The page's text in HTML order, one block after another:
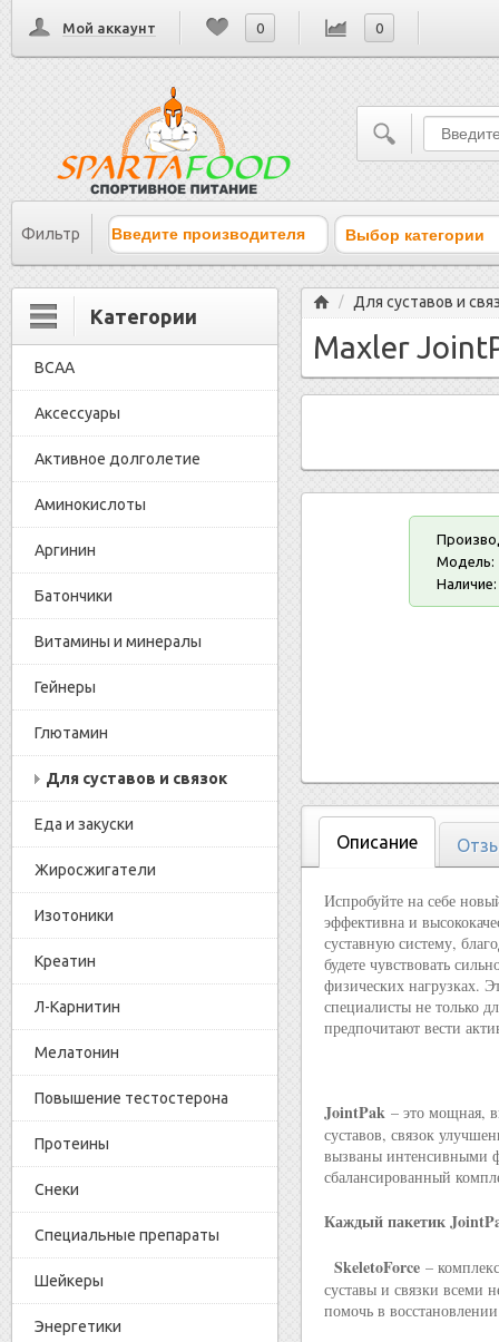
Мой аккаунт 0 0
Фильтр Выбор категории
Категории
BCAA
Аксессуары
Активное долголетие
Аминокислоты
Аргинин
Батончики
Витамины и минералы
Гейнеры
Глютамин
Для суставов и связок
Еда и закуски
Жиросжигатели
Изотоники
Креатин
Л-Карнитин
Мелатонин
Повышение тестостерона
Протеины
Снеки
Специальные препараты
Шейкеры
Энергетики
Главная
/ Для суставов и
Maxler
Модель:
Наличие:
Описание
Испробуйте на себе
эффективна и
суставную систему,
будете чувствовать
физических нагрузках.
специалисты не только
предпочитают вести
JointPak – это мощная,
суставов, связок
вызваны интенсивными
сбалансированный
Каждый пакетик
SkeletoForce –
суставы и связки всеми
помочь в